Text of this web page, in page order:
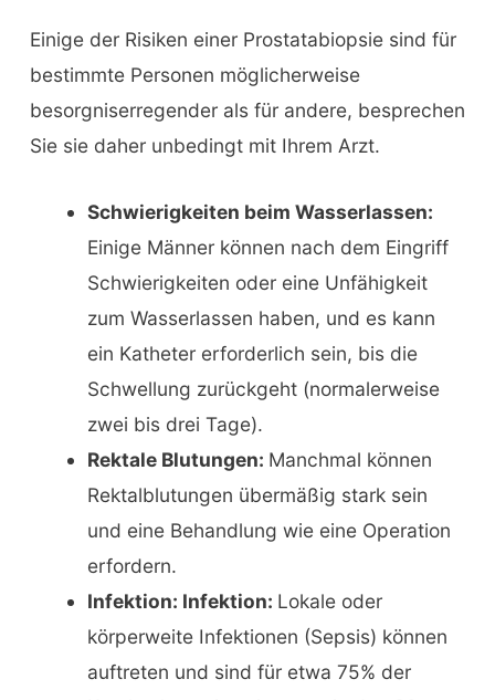
Einige der Risiken einer Prostatabiopsie sind für
bestimmte Personen möglicherweise
besorgniserregender als für andere, besprechen
Sie sie daher unbedingt mit Ihrem Arzt.
Schwierigkeiten beim Wasserlassen:
Einige Männer können nach dem Eingriff
Schwierigkeiten oder eine Unfähigkeit
zum Wasserlassen haben, und es kann
ein Katheter erforderlich sein, bis die
Schwellung zurückgeht (normalerweise
zwei bis drei Tage).
Rektale Blutungen: Manchmal können
Rektalblutungen übermäßig stark sein
und eine Behandlung wie eine Operation
erfordern.
Infektion: Infektion: Lokale oder
körperweite Infektionen (Sepsis) können
auftreten und sind für etwa 75% der